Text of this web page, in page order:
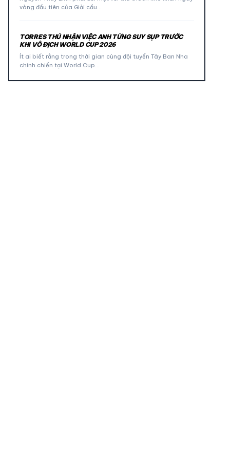
vòng đầu tiên của Giải cầu…
TORRES THÚ NHẬN VIỆC ANH TỪNG SUY SỤP TRƯỚC
KHI VÔ ĐỊCH WORLD CUP 2026
Ít ai biết rằng trong thời gian cùng đội tuyển Tây Ban Nha
chinh chiến tại World Cup…